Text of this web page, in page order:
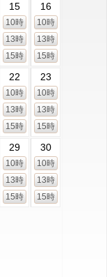
15
10時
13時
15時
16
10時
13時
15時
22
10時
13時
15時
23
10時
13時
15時
29
10時
13時
15時
30
10時
13時
15時